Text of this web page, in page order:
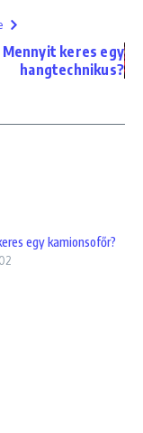
Mennyit keres egy
hangtechnikus?
egy kamionsofőr?